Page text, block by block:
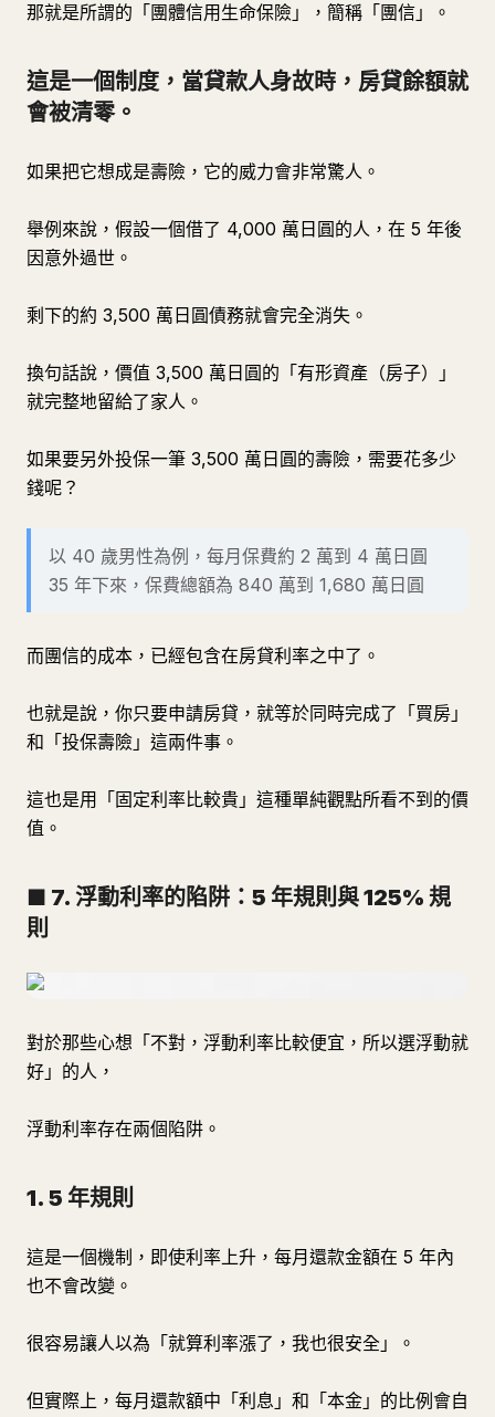
那就是所謂的「團體信用生命保險」，簡稱「團信」。
這是一個制度，當貸款人身故時，房貸餘額就
會被清零。
如果把它想成是壽險，它的威力會非常驚人。
舉例來說，假設一個借了 4,000 萬日圓的人，在 5 年後
因意外過世。
剩下的約 3,500 萬日圓債務就會完全消失。
換句話說，價值 3,500 萬日圓的「有形資產（房子）」
就完整地留給了家人。
如果要另外投保一筆 3,500 萬日圓的壽險，需要花多少
錢呢？
以 40 歲男性為例，每月保費約 2 萬到 4 萬日圓
35 年下來，保費總額為 840 萬到 1,680 萬日圓
而團信的成本，已經包含在房貸利率之中了。
也就是說，你只要申請房貸，就等於同時完成了「買房」
和「投保壽險」這兩件事。
這也是用「固定利率比較貴」這種單純觀點所看不到的價
值。
■ 7. 浮動利率的陷阱：5 年規則與 125% 規
則
對於那些心想「不對，浮動利率比較便宜，所以選浮動就
好」的人，
浮動利率存在兩個陷阱。
1. 5 年規則
這是一個機制，即使利率上升，每月還款金額在 5 年內
也不會改變。
很容易讓人以為「就算利率漲了，我也很安全」。
但實際上，每月還款額中「利息」和「本金」的比例會自